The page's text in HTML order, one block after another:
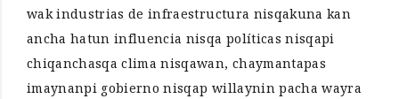
wak industrias de infraestructura nisqakuna kan
ancha hatun influencia nisqa políticas nisqapi
chiqanchasqa clima nisqawan, chaymantapas
imaynanpi gobierno nisqap willaynin pacha wayra